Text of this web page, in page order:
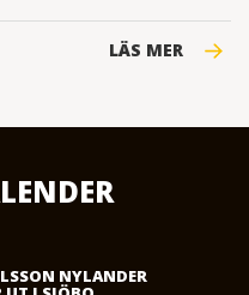
LÄS MER
NYLANDER